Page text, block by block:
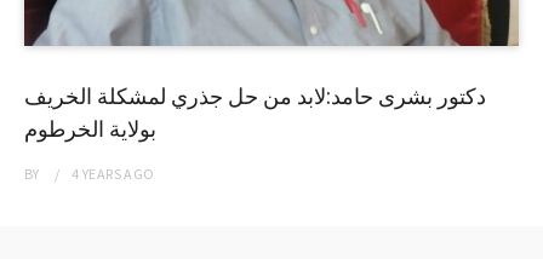
دكتور بشرى حامد:لابد من حل جذري لمشكلة الخريف
بولاية الخرطوم
BY 4 YEARSAGO